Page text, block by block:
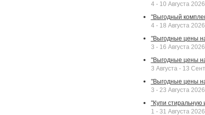
4 - 10 Августа 2026
"Выгодный
4 - 18 Августа 2026
"Выгодные цены
3 - 16 Августа 2026
"Выгодные цены
3 Августа - 13
"Выгодные цены
3 - 23 Августа 2026
"Купи
1 - 31 Августа 2026